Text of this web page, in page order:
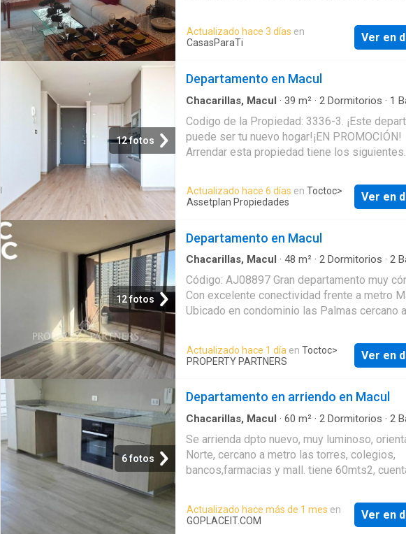
con el living y salida a una enorme terraza.
cuenta con espacios comunes para niños y
grandes. Para toda la familia. Gastos
Actualizado hace 3 días en
CasasParaTi
Ver en
12 fotos
Departamento en Macul
Chacarillas, Macul · 39 m² · 2 Dormitorios · 1
Codigo de la Propiedad: 3336-3. ¡Este
puede ser tu nuevo hogar!¡EN PROMOCIÓN!
Arrendar esta propiedad tiene los siguientes
descuento por los primeros 2 meses. Este
descuento no considera los gastos
descuentos se aplican sobre el valor
inicial de garantía.Aplican términos y
condiciones.Los gastos comunes son
y podrían variar mes a mes.Además de los
mencionados arriba también cuenta con:
Citófono Conserjería Seguridad.Las
Encimera Vitrocerámica.» Piso Cocinas:
Piso Baños: Porcelanato / Cerámica.» Piso
Metalicas.» Cubiertas Cocinas: Granito.»
Baños: Porcelánico.» Chapa: Normal.»
Lavadora: Si.» Alarma: No. Adicionalmente el
departamen
Actualizado hace 6 días en Toctoc>
Assetplan Propiedades
Ver en
12 fotos
Departamento en Macul
Chacarillas, Macul · 48 m² · 2 Dormitorios · 2
Zona de secado· Cocina integral·Área para
Piscina·Seguridad·Trastero
Código: AJ08897 Gran departamento muy
Con excelente conectividad frente a metro
Ubicado en condominio las Palmas cercano a
Surponiente. Superficie total: 50 m2. Año de
construcción: 2018. 2 dormitorios muy
suite. Cocina americana equipada con
electrodomésticos. Living comedor Terraza
vista. piso 21. 1 Estacionamiento. 1 bodega.
Conexión a lavadora. Condominio las Palmas
seguridad 24/7 4 torres grandes y
espacios comunes piscina quincho en terraza
de reuniones sala de estudio sala de juegos
Lavandería. G/C: $95.000
Actualizado hace 1 día en Toctoc>
PROPERTY PARTNERS
Ver en
6 fotos
Departamento en arriendo en Macul
Chacarillas, Macul · 60 m² · 2 Dormitorios · 2
Se arrienda dpto nuevo, muy luminoso,
Norte, cercano a metro las torres, colegios,
bancos,farmacias y mall. tiene 60mts2,
el baño) bodega, estacionamiento cubierto
Actualizado hace más de 1 mes en
GOPLACEIT.COM
Ver en